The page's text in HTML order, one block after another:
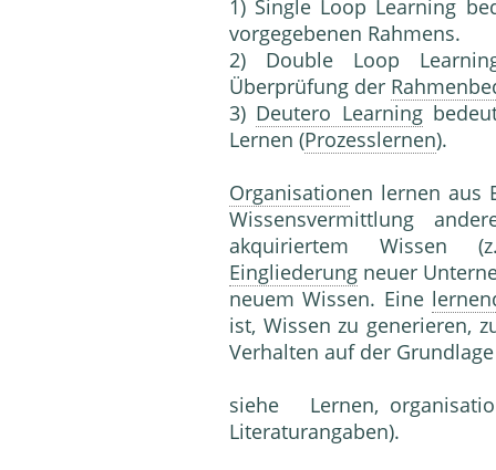
1) Single Loop Learning
vorgegebenen Rahmens.
2) Double Loop
Überprüfung der
3) Deutero Learning
Lernen (Prozesslernen).
Organisationen lernen aus
Wissensvermittlung
akquiriertem Wissen
Eingliederung neuer
neuem Wissen. Eine
ist, Wissen zu generieren,
Verhalten auf der
siehe Lernen,
Literaturangaben).